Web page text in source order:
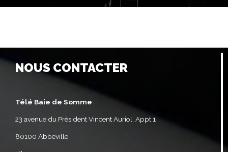
NOUS CONTACTER
Télé Baie de Somme
23 avenue du Président Vincent Auriol, Appt 1
80100 Abbeville